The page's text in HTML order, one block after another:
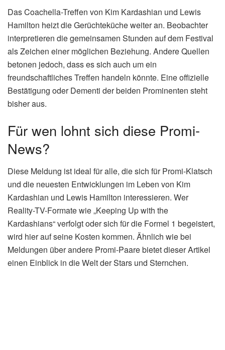
Das Coachella-Treffen von Kim Kardashian und Lewis
Hamilton heizt die Gerüchteküche weiter an. Beobachter
interpretieren die gemeinsamen Stunden auf dem Festival
als Zeichen einer möglichen Beziehung. Andere Quellen
betonen jedoch, dass es sich auch um ein
freundschaftliches Treffen handeln könnte. Eine offizielle
Bestätigung oder Dementi der beiden Prominenten steht
bisher aus.
Für wen lohnt sich diese Promi-
News?
Diese Meldung ist ideal für alle, die sich für Promi-Klatsch
und die neuesten Entwicklungen im Leben von Kim
Kardashian und Lewis Hamilton interessieren. Wer
Reality-TV-Formate wie „Keeping Up with the
Kardashians“ verfolgt oder sich für die Formel 1 begeistert,
wird hier auf seine Kosten kommen. Ähnlich wie bei
Meldungen über andere Promi-Paare bietet dieser Artikel
einen Einblick in die Welt der Stars und Sternchen.